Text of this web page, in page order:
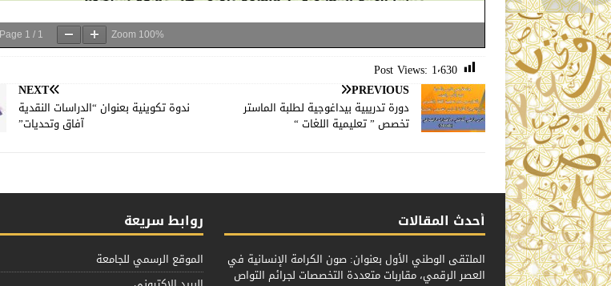
Page 1 / 1 Zoom 100%
Post Views: 1٬630
PREVIOUS
دورة تدريبية بيداغوجية لطلبة الماستر
تخصص ” تعليمية اللغات “
NEXT
ندوة تكوينية بعنوان “الدراسات النقدية
آفاق وتحديات”
أحدث المقالات
الملتقى الوطني الأول بعنوان: صون الكرامة الإنسانية في
العصر الرقمي، مقاربات متعددة التخصصات لجرائم التواص
روابط سريعة
الموقع الرسمي للجامعة